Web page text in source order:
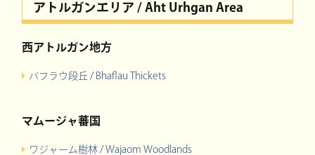
アトルガンエリア / Aht Urhgan Area
西アトルガン地方
バフラウ段丘 / Bhaflau Thickets
マムージャ蕃国
ワジャーム樹林 / Wajaom Woodlands